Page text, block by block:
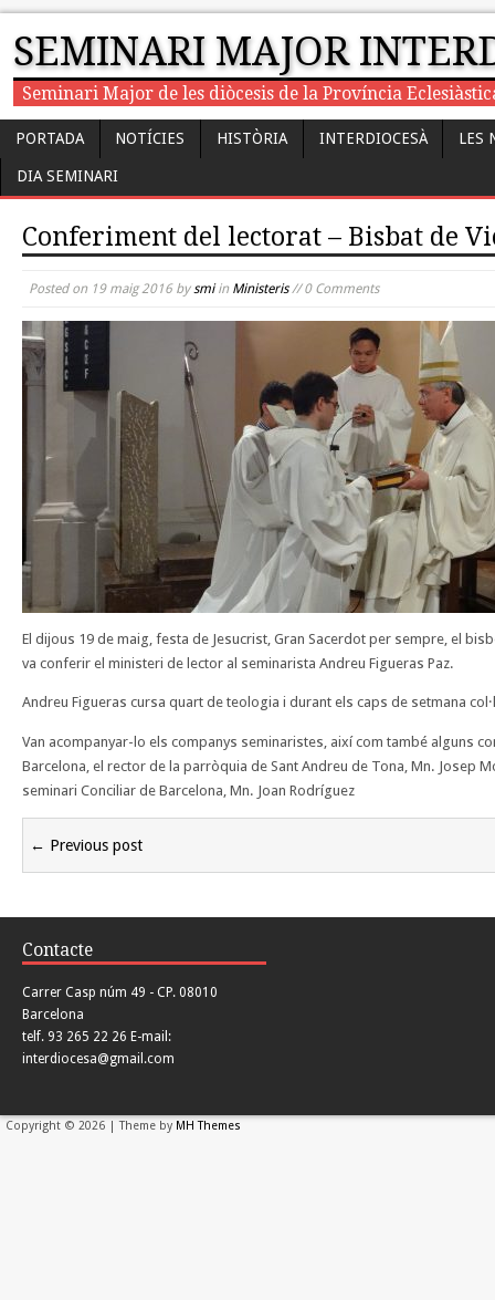
SEMINARI MAJOR
Seminari Major de les diòcesis de la Província
PORTADA NOTÍCIES HISTÒRIA INTERDIOCESÀ LES
DIA SEMINARI
Conferiment del lectorat – Bisbat de
Posted on 19 maig 2016bysmiin Ministeris// 0 Comments
El dijous 19 de maig, festa de Jesucrist, Gran Sacerdot per sempre, el
va conferir el ministeri de lector al seminarista Andreu Figueras Paz.
Andreu Figueras cursa quart de teologia i durant els caps de setmana
Van acompanyar-lo els companys seminaristes, així com també alguns
Barcelona, el rector de la parròquia de Sant Andreu de Tona, Mn. Josep
seminari Conciliar de Barcelona, Mn. Joan Rodríguez
← Previous post
Contacte
Carrer Casp núm 49 - CP. 08010
Barcelona
telf. 93 265 22 26 E-mail:
interdiocesa@gmail.com
Copyright © 2026 | Theme by MH Themes